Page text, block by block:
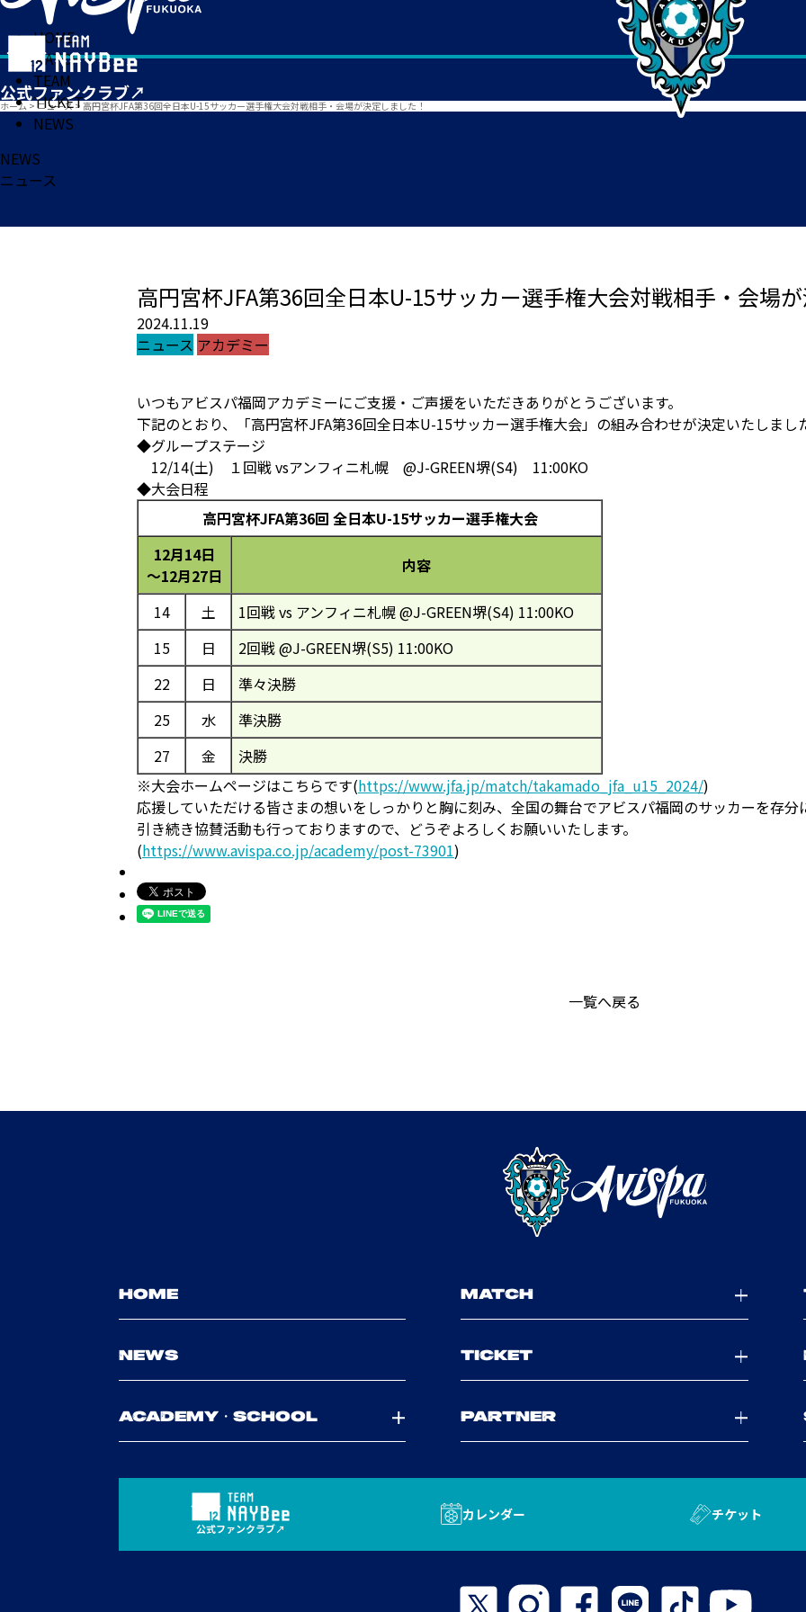
HOME
MATCH
TEAM
TICKET
NEWS
ホーム > ニュース> 高円宮杯JFA第36回全日本U-15サッカー選手権大会対戦相手・会場が決定しました！
NEWS
ニュース
高円宮杯JFA第36回全日本U-15サッカー選手権大会対戦相手・会場
2024.11.19
ニュース アカデミー
いつもアビスパ福岡アカデミーにご支援・ご声援をいただきありがとうございます。
下記のとおり、「高円宮杯JFA第36回全日本U-15サッカー選手権大会」の組み合わせが決定いたしまし
◆グループステージ
12/14(土) １回戦 vsアンフィニ札幌 @J-GREEN堺(S4) 11:00KO
◆大会日程
高円宮杯JFA第36回 全日本U-15サッカー選手権大会
12月14日
～12月27日
内容
14 土
1回戦 vs アンフィニ札幌 @J-GREEN堺(S4) 11:00KO
15
日
2回戦 @J-GREEN堺(S5) 11:00KO
22
日
準々決勝
25
水
準決勝
27
金
決勝
※大会ホームページはこちらです(https://www.jfa.jp/match/takamado_jfa_u15_2024/)
応援していただける皆さまの想いをしっかりと胸に刻み、全国の舞台でアビスパ福岡のサッカーを存
引き続き協賛活動も行っておりますので、どうぞよろしくお願いいたします。
(https://www.avispa.co.jp/academy/post-73901)
一覧へ戻る
HOME MATCH
NEWS TICKET
ACADEMY・SCHOOL PARTNER
公式ファンクラブ
カレンダー チケット